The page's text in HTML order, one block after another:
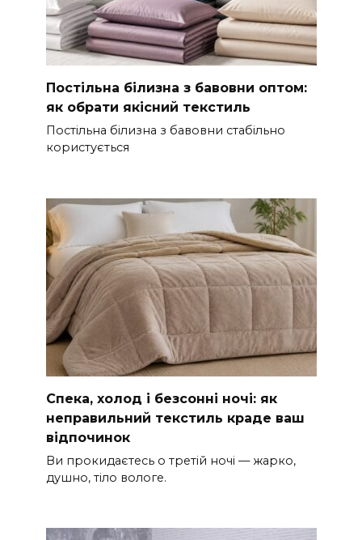
Постільна білизна з бавовни оптом:
як обрати якісний текстиль
Постільна білизна з бавовни стабільно
користується
Спека, холод і безсонні ночі: як
неправильний текстиль краде ваш
відпочинок
Ви прокидаєтесь о третій ночі — жарко,
душно, тіло вологе.